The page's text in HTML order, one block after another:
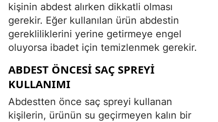
kişinin abdest alırken dikkatli olması
gerekir. Eğer kullanılan ürün abdestin
gerekliliklerini yerine getirmeye engel
oluyorsa ibadet için temizlenmek gerekir.
ABDEST ÖNCESI SAÇ SPREYI
KULLANIMI
Abdestten önce saç spreyi kullanan
kişilerin, ürünün su geçirmeyen kalın bir